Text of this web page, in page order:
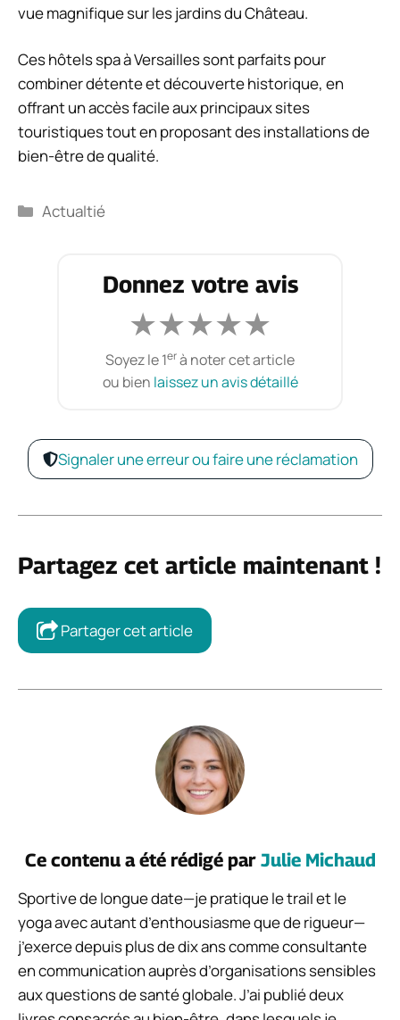
vue magnifique sur les jardins du Château.
Ces hôtels spa à Versailles sont parfaits pour
combiner détente et découverte historique, en
offrant un accès facile aux principaux sites
touristiques tout en proposant des installations de
bien-être de qualité.
Catégories
Actualtié
Donnez votre avis
★★★★★
Soyez le 1erà noter cet article
ou bien laissez un avis détaillé
Signaler une erreur ou faire une réclamation
Partagez cet article maintenant !
Partager cet article
Ce contenu a été rédigé par Julie Michaud
Sportive de longue date—je pratique le trail et le
yoga avec autant d’enthousiasme que de rigueur—
j’exerce depuis plus de dix ans comme consultante
en communication auprès d’organisations sensibles
aux questions de santé globale. J’ai publié deux